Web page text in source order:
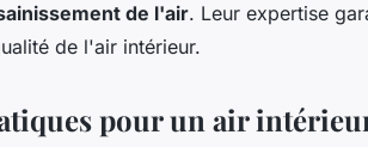
de l'air. Leur expertise
de l'air intérieur.
pour un air